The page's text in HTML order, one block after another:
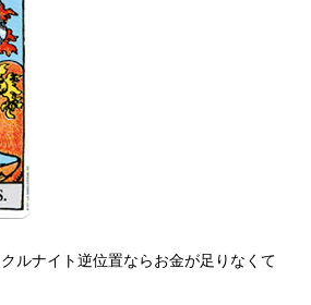
ルナイト逆位置ならお金が足りなくて